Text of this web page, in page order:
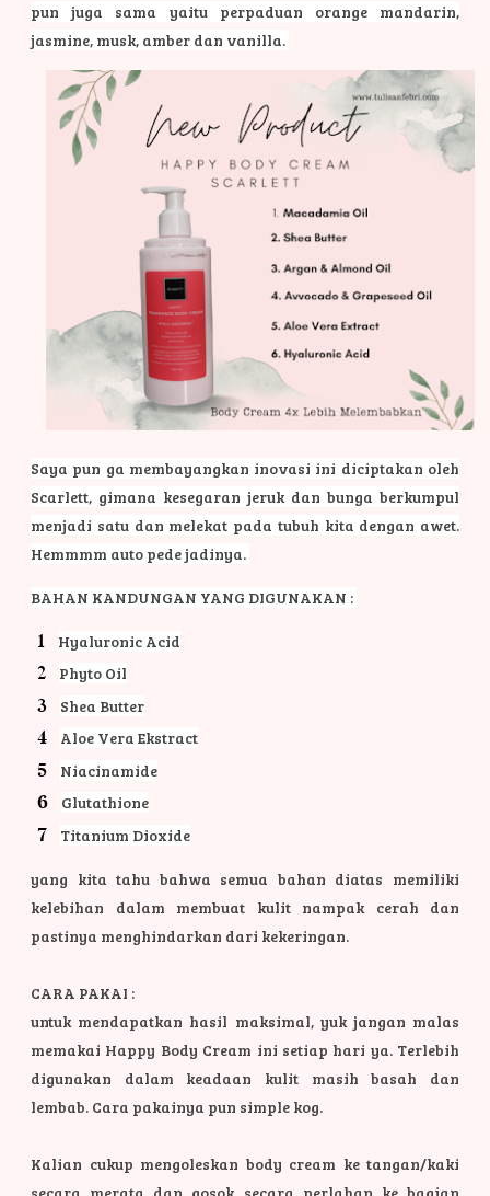
pun juga sama yaitu perpaduan orange mandarin,
jasmine, musk, amber dan vanilla.
Saya pun ga membayangkan inovasi ini diciptakan oleh
Scarlett, gimana kesegaran jeruk dan bunga berkumpul
menjadi satu dan melekat pada tubuh kita dengan awet.
Hemmmm auto pede jadinya.
BAHAN KANDUNGAN YANG DIGUNAKAN :
Hyaluronic Acid
Phyto Oil
Shea Butter
Aloe Vera Ekstract
Niacinamide
Glutathione
Titanium Dioxide
yang kita tahu bahwa semua bahan diatas memiliki
kelebihan dalam membuat kulit nampak cerah dan
pastinya menghindarkan dari kekeringan.
CARA PAKAI :
untuk mendapatkan hasil maksimal, yuk jangan malas
memakai Happy Body Cream ini setiap hari ya. Terlebih
digunakan dalam keadaan kulit masih basah dan
lembab. Cara pakainya pun simple kog.
Kalian cukup mengoleskan body cream ke tangan/kaki